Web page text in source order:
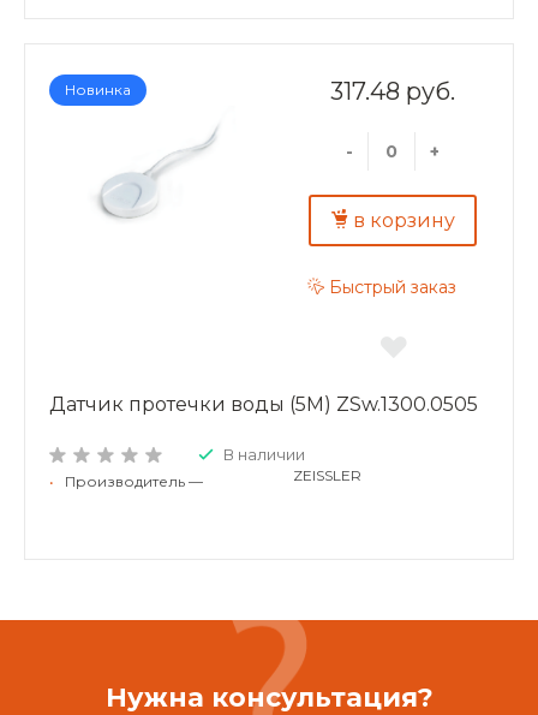
Новинка 317.48 руб.
- +
в корзину
Быстрый заказ
Датчик протечки воды (5M) ZSw.1300.0505
В наличии
• Производитель — ZEISSLER
Нужна консультация?